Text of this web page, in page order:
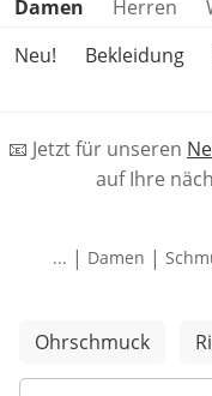
Damen Herren
Neu!
Bekleidung
📧 Jetzt für unseren
auf Ihre
... | Damen |
Weitere Kategorien
Ohrschmuck